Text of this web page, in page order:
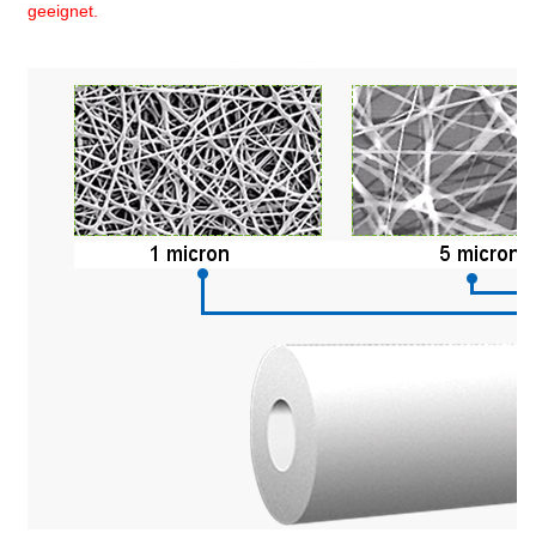
geeignet.